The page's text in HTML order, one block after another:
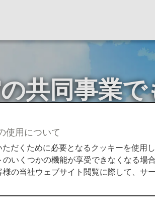
共同事業で
ナイテッド航空の共同事業でもっと快
使用について
だくために必要となるクッキーを使用
いくつかの機能が享受できなくなる場
の当社ウェブサイト閲覧に際して、サ